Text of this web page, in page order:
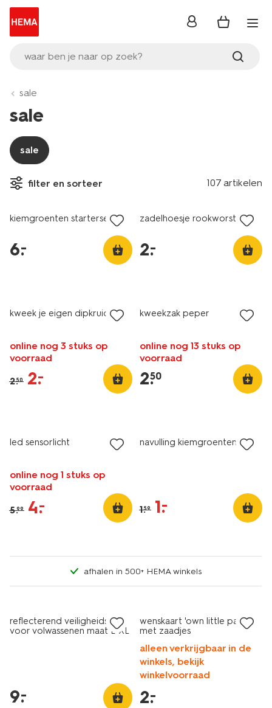
waar ben je naar op zoek?
inloggen
sale
sale
sale
filter en sorteer 107 artikelen
laag geprijsd
kiemgroenten starterset
6.
–
zadelhoesje rookworst
2.
–
kweek je eigen dipkruiden
online nog 3 stuks op
voorraad
2.50 2.
–
kweekzak peper
online nog 13 stuks op
voorraad
2.
50
led sensorlicht
online nog 1 stuks op
voorraad
5.99 4.
–
navulling kiemgroentenmix
1.59 1.
–
afhalen in 500+ HEMA winkels
reflecterend veiligheidsvest
voor volwassenen maat L-XL
9.
–
wenskaart 'own little patch'
met zaadjes
alleen verkrijgbaar in de
winkels, bekijk
winkelvoorraad
2.
–